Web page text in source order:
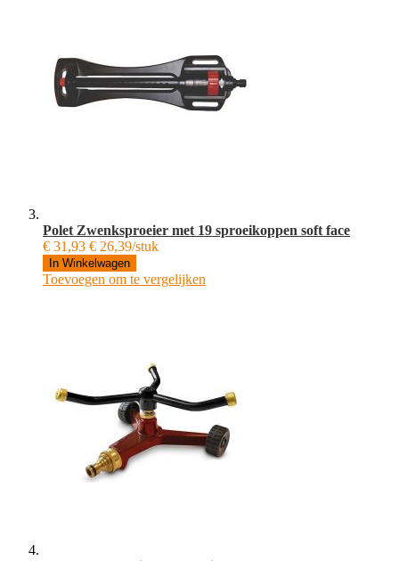
Polet Zwenksproeier met 19 sproeikoppen soft face
€ 31,93 € 26,39/stuk
In Winkelwagen
Toevoegen om te vergelijken